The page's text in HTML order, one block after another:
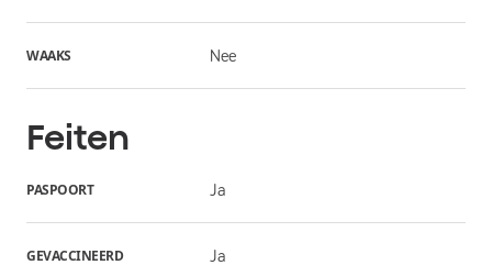
WAAKS Nee
Feiten
PASPOORT Ja
GEVACCINEERD Ja